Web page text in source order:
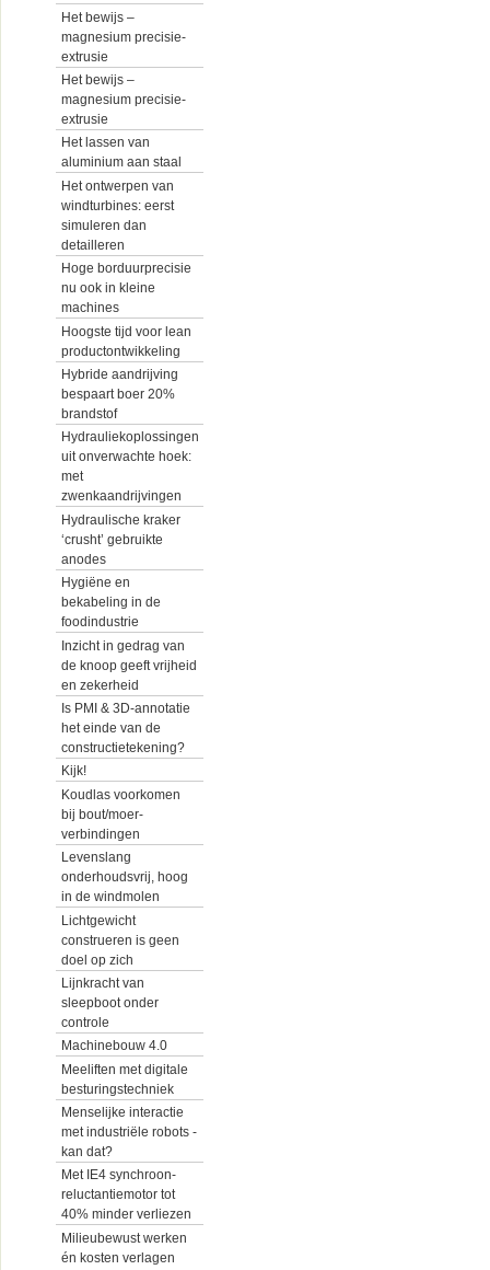
Het bewijs –
magnesium precisie-
extrusie
Het bewijs –
magnesium precisie-
extrusie
Het lassen van
aluminium aan staal
Het ontwerpen van
windturbines: eerst
simuleren dan
detailleren
Hoge borduurprecisie
nu ook in kleine
machines
Hoogste tijd voor lean
productontwikkeling
Hybride aandrijving
bespaart boer 20%
brandstof
Hydrauliekoplossingen
uit onverwachte hoek:
met
zwenkaandrijvingen
Hydraulische kraker
‘crusht’ gebruikte
anodes
Hygiëne en
bekabeling in de
foodindustrie
Inzicht in gedrag van
de knoop geeft vrijheid
en zekerheid
Is PMI & 3D-annotatie
het einde van de
constructietekening?
Kijk!
Koudlas voorkomen
bij bout/moer-
verbindingen
Levenslang
onderhoudsvrij, hoog
in de windmolen
Lichtgewicht
construeren is geen
doel op zich
Lijnkracht van
sleepboot onder
controle
Machinebouw 4.0
Meeliften met digitale
besturingstechniek
Menselijke interactie
met industriële robots -
kan dat?
Met IE4 synchroon-
reluctantiemotor tot
40% minder verliezen
Milieubewust werken
én kosten verlagen